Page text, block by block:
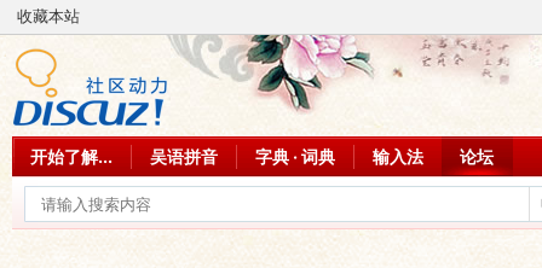
收藏本站
开始了解... 吴语拼音 字典 · 词典 输入法 论坛